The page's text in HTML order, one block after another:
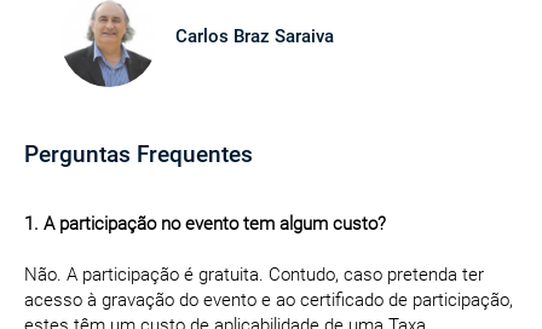
Carlos Braz Saraiva
Perguntas Frequentes
1. A participação no evento tem algum custo?
Não. A participação é gratuita. Contudo, caso pretenda ter
acesso à gravação do evento e ao certificado de participação,